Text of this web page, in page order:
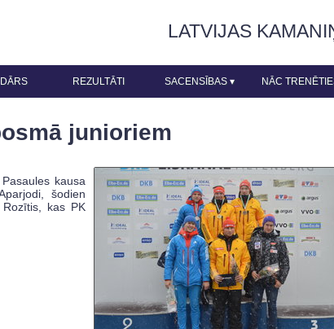
LATVIJAS
REZULTĀTI SACENSĪBAS ▾ NĀC
junioriem
kausa
šodien
kas PK